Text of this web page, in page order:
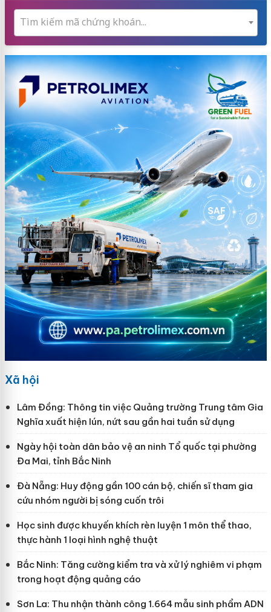
Tìm kiếm mã chứng khoán...
Xã hội
Lâm Đồng: Thông tin việc Quảng trường Trung tâm Gia
Nghĩa xuất hiện lún, nứt sau gần hai tuần sử dụng
Ngày hội toàn dân bảo vệ an ninh Tổ quốc tại phường
Đa Mai, tỉnh Bắc Ninh
Đà Nẵng: Huy động gần 100 cán bộ, chiến sĩ tham gia
cứu nhóm người bị sóng cuốn trôi
Học sinh được khuyến khích rèn luyện 1 môn thể thao,
thực hành 1 loại hình nghệ thuật
Bắc Ninh: Tăng cường kiểm tra và xử lý nghiêm vi phạm
trong hoạt động quảng cáo
Sơn La: Thu nhận thành công 1.664 mẫu sinh phẩm ADN